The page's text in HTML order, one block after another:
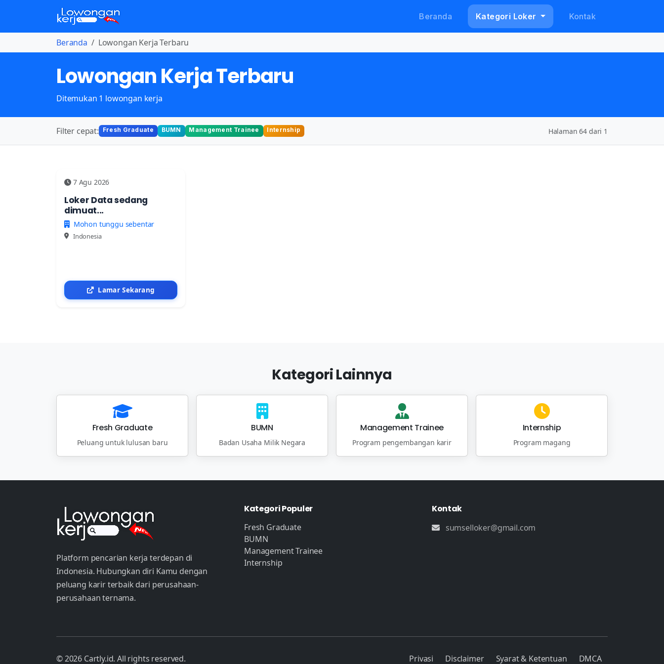
Beranda Kategori Loker Kontak
Beranda Lowongan Kerja Terbaru
Lowongan Kerja Terbaru
Ditemukan 1 lowongan kerja
Filter cepat: Fresh Graduate BUMN Management Trainee Internship Halaman 64 dari 1
7 Agu 2026
Loker Data sedang
dimuat...
Mohon tunggu sebentar
Indonesia
Lamar Sekarang
Kategori Lainnya
Fresh Graduate
Peluang untuk lulusan baru
BUMN
Badan Usaha Milik Negara
Management Trainee
Program pengembangan karir
Internship
Program magang
Platform pencarian kerja terdepan di
Indonesia. Hubungkan diri Kamu dengan
peluang karir terbaik dari perusahaan-
perusahaan ternama.
Kategori Populer
Fresh Graduate
BUMN
Management Trainee
Internship
Kontak
sumselloker@gmail.com
© 2026 Cartly.id. All rights reserved. Privasi Disclaimer Syarat & Ketentuan DMCA